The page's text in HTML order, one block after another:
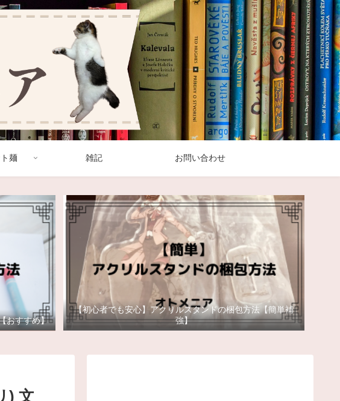
麺 雑記 お問い合わせ
おすすめ】
【初心者でも安心】アクリルスタンドの梱包方法【簡単補
強】
) 文